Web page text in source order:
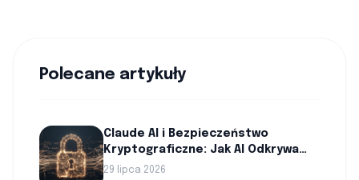
Polecane artykuły
Claude AI i Bezpieczeństwo
Kryptograficzne: Jak AI Odkrywa
Luki w Szyfrach
29 lipca 2026